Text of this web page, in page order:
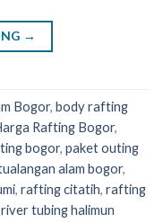
→
Bogor, body rafting
Rafting Bogor,
bogor, paket outing
alam bogor,
, rafting citatih, rafting
river tubing halimun